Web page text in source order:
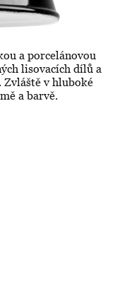
a porcelánovou
lisovacích dílů a
Zvláště v hluboké
a barvě.